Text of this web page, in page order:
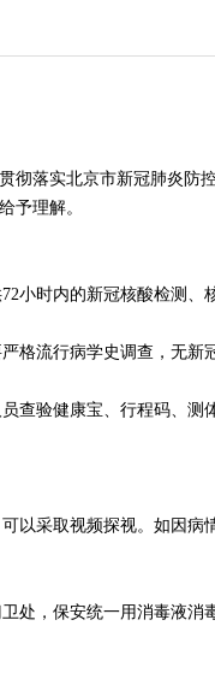
彻落实北京市新冠肺炎
予理解。
时内的新冠核酸检测、
流行病学史调查，无新
验健康宝、行程码、测
采取视频探视。如因病
，保安统一用消毒液消